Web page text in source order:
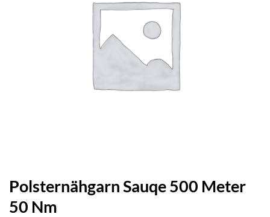
Polsternähgarn Sauqe 500 Meter
50 Nm